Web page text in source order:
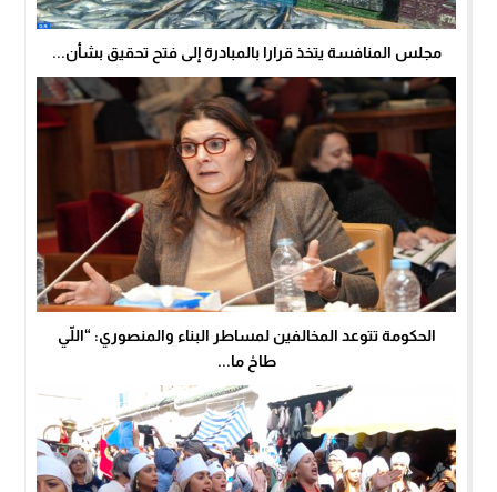
مجلس المنافسة يتخذ قرارا بالمبادرة إلى فتح تحقيق بشأن...
الحكومة تتوعد المخالفين لمساطر البناء والمنصوري: “اللّي
طاحْ ما...